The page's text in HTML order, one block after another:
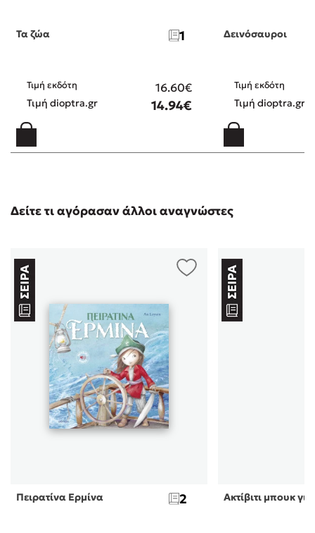
Τα ζώα 1
Τιμή εκδότη 16.60€
Τιμή dioptra.gr 14.94€
Δεινόσαυροι
Τιμή εκδότη
Τιμή dioptra.gr
Δείτε τι αγόρασαν άλλοι αναγνώστες
Πειρατίνα Ερμίνα 2 Ακτίβιτι μπουκ